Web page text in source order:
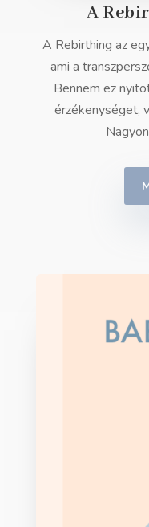
A
A Rebirthing az
ami a
Bennem ez
érzékenységet,